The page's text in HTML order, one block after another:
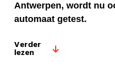
Antwerpen, wordt nu
automaat getest.
Verder
lezen